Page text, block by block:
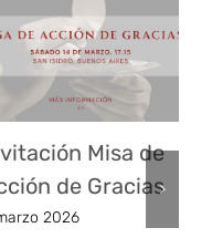
Misa de
de Gracias
2026